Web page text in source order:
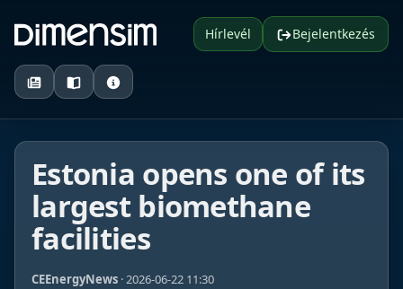
Hírlevél Bejelentkezés
Estonia opens one of its
largest biomethane
facilities
CEEnergyNews · 2026-06-22 11:30